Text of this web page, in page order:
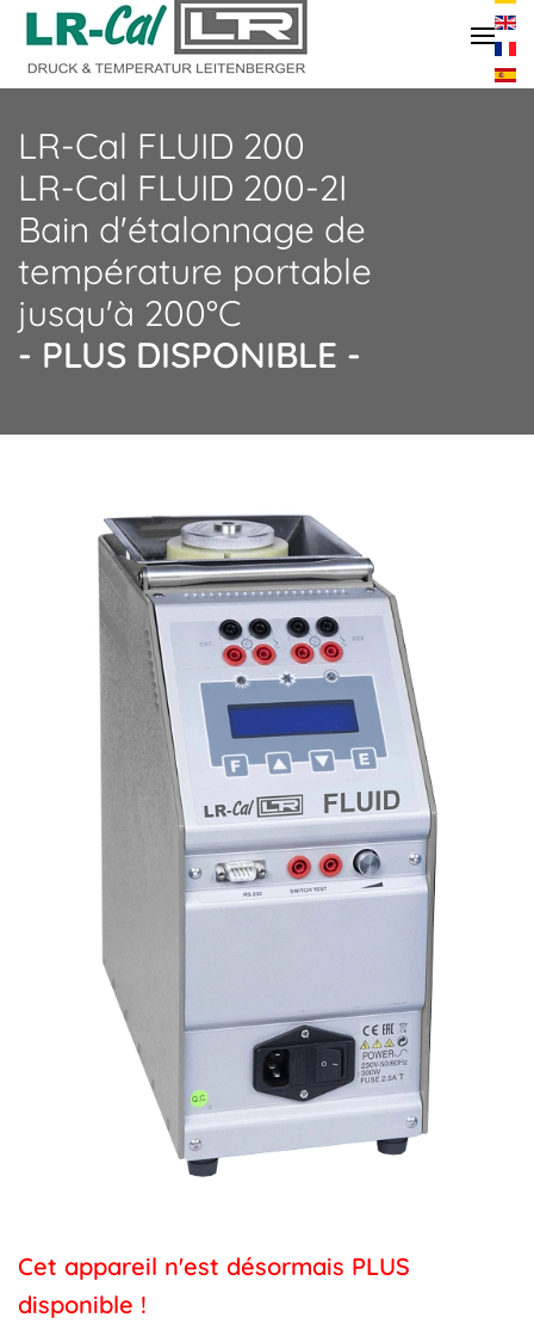
LR-Cal FLUID 200
LR-Cal FLUID 200-2I
Bain d'étalonnage de
température portable
jusqu'à 200°C
- PLUS DISPONIBLE -
Cet appareil n'est désormais PLUS
disponible !